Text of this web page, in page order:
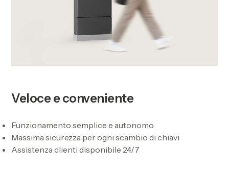
Veloce e conveniente
Funzionamento semplice e autonomo
Massima sicurezza per ogni scambio di chiavi
Assistenza clienti disponibile 24/7